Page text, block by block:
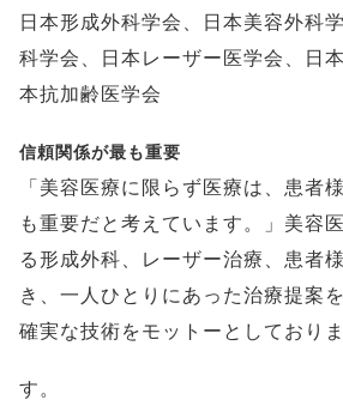
日本形成外科学会、日本美容外科
科学会、日本レーザー医学会、日
本抗加齢医学会
信頼関係が最も重要
「美容医療に限らず医療は、患者
も重要だと考えています。」美容
る形成外科、レーザー治療、患者
き、一人ひとりにあった治療提案
確実な技術をモットーとしておりま
す。